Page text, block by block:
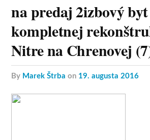
na predaj 2izbový
kompletnej
Nitre na Chrenovej
by Marek Štrba on 19. augusta 2016